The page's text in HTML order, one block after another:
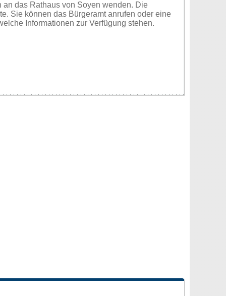
das Rathaus von Soyen wenden. Die
Sie können das Bürgeramt anrufen oder eine
Informationen zur Verfügung stehen.